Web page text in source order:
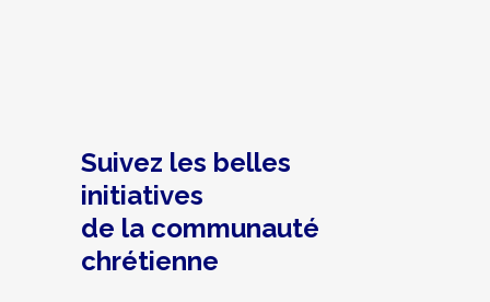
Suivez les belles
initiatives
de la communauté
chrétienne